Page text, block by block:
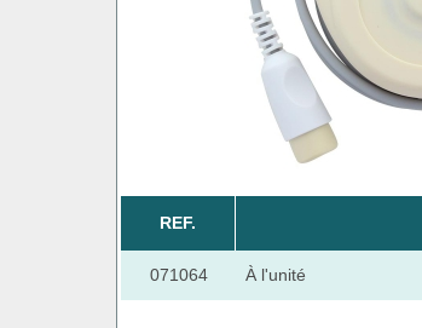
REF.
071064 À l'unité